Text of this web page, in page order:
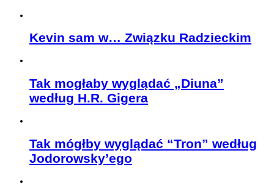
Kevin sam w… Związku Radzieckim
Tak mogłaby wyglądać „Diuna”
według H.R. Gigera
Tak mógłby wyglądać “Tron” według
Jodorowsky’ego